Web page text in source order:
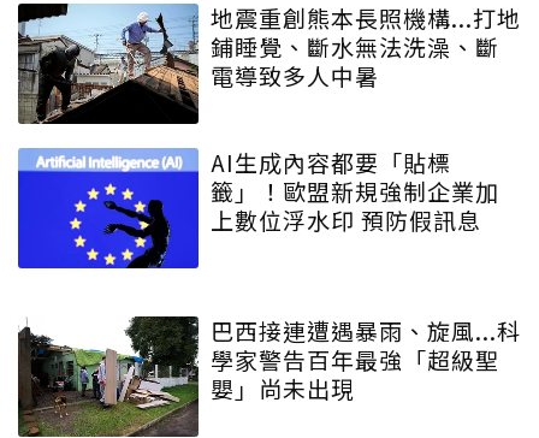
地震重創熊本長照機構...打地
鋪睡覺、斷水無法洗澡、斷
電導致多人中暑
AI生成內容都要「貼標
籤」！歐盟新規強制企業加
上數位浮水印 預防假訊息
巴西接連遭遇暴雨、旋風...科
學家警告百年最強「超級聖
嬰」尚未出現